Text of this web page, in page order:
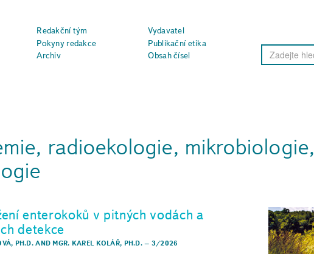
Redakční tým
Vydavatel
Pokyny redakce
Publikační etika
Archiv
Obsah čísel
radioekologie, mikrobiologie,
enterokoků v pitných vodách a
detekce
PH.D. AND MGR. KAREL KOLÁŘ, PH.D.– 3/2026